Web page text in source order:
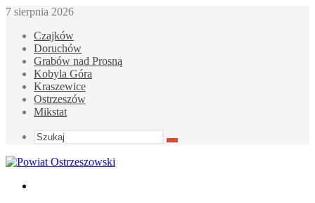
7 sierpnia 2026
Czajków
Doruchów
Grabów nad Prosną
Kobyla Góra
Kraszewice
Ostrzeszów
Mikstat
Szukaj